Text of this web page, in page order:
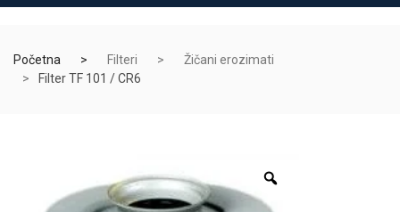
Početna Filteri
Žičani erozimati
Filter TF 101 / CR6